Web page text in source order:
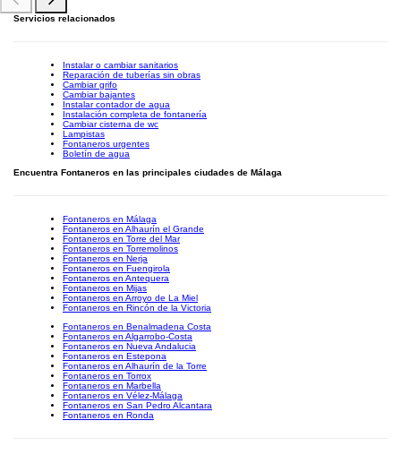
Servicios relacionados
Instalar o cambiar sanitarios
Reparación de tuberías sin obras
Cambiar grifo
Cambiar bajantes
Instalar contador de agua
Instalación completa de fontanería
Cambiar cisterna de wc
Lampistas
Fontaneros urgentes
Boletín de agua
Encuentra Fontaneros en las principales ciudades de Málaga
Fontaneros en Málaga
Fontaneros en Alhaurín el Grande
Fontaneros en Torre del Mar
Fontaneros en Torremolinos
Fontaneros en Nerja
Fontaneros en Fuengirola
Fontaneros en Antequera
Fontaneros en Mijas
Fontaneros en Arroyo de La Miel
Fontaneros en Rincón de la Victoria
Fontaneros en Benalmadena Costa
Fontaneros en Algarrobo-Costa
Fontaneros en Nueva Andalucia
Fontaneros en Estepona
Fontaneros en Alhaurín de la Torre
Fontaneros en Torrox
Fontaneros en Marbella
Fontaneros en Vélez-Málaga
Fontaneros en San Pedro Alcantara
Fontaneros en Ronda